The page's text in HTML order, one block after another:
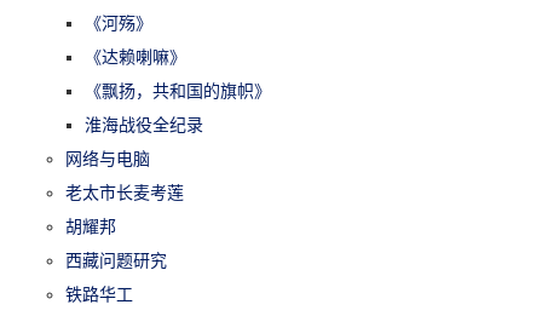
《河殇》
《达赖喇嘛》
《飘扬，共和国的旗帜》
淮海战役全纪录
网络与电脑
老太市长麦考莲
胡耀邦
西藏问题研究
铁路华工